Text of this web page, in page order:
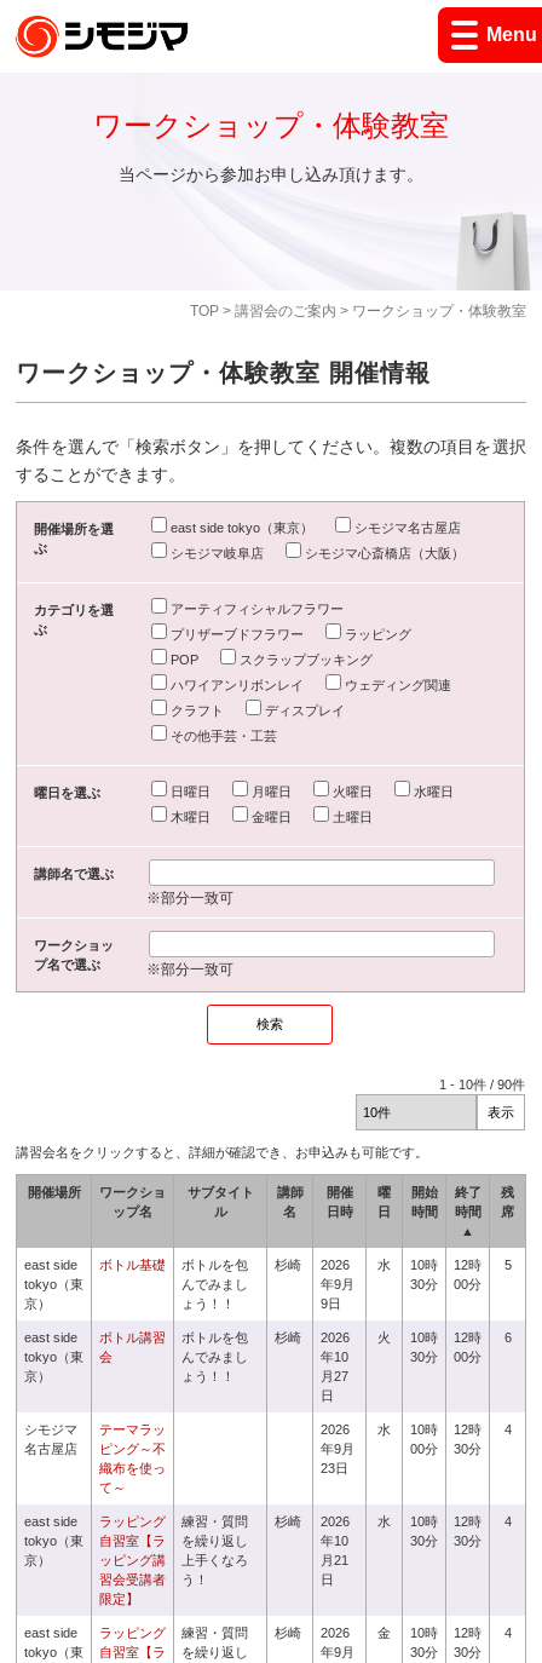
Menu
TOP> 講習会のご案内 > ワークショップ・体験教室
ワークショップ・体験教室
当ページから参加お申し込み頂けます。
ワークショップ・体験教室 開催情報
条件を選んで「検索ボタン」を押してください。複数の項目を選択
することができます。
開催場所を選
ぶ
east side tokyo（東京）
シモジマ名古屋店
シモジマ岐阜店
シモジマ心斎橋店（大阪）
カテゴリを選
ぶ
アーティフィシャルフラワー
プリザーブドフラワー
ラッピング
POP
スクラップブッキング
ハワイアンリボンレイ
ウェディング関連
クラフト
ディスプレイ
その他手芸・工芸
曜日を選ぶ 日曜日 月曜日 火曜日
水曜日
木曜日
金曜日 土曜日
講師名で選ぶ
※部分一致可
ワークショッ
プ名で選ぶ
※部分一致可
1 - 10件 /90件
講習会名をクリックすると、詳細が確認でき、お申込みも可能です。
開催場所
ワークショ
ップ名
サブタイト
ル
講師
名
開催
日時
曜
日
開始
時間
終了
時間
▲
残
席
east side
tokyo（東
京）
ボトル基礎
ボトルを包
んでみまし
ょう！！
杉崎
2026
年9月
9日
水
10時
30分
12時
00分
5
east side
tokyo（東
京）
ボトル講習
会
ボトルを包
んでみまし
ょう！！
杉崎
2026
年10
月27
日
火
10時
30分
12時
00分
6
シモジマ
名古屋店
テーマラッ
ピング～不
織布を使っ
て～
2026
年9月
23日
水
10時
00分
12時
30分
4
east side
tokyo（東
京）
ラッピング
自習室【ラ
ッピング講
習会受講者
限定】
練習・質問
を繰り返し
上手くなろ
う！
杉崎
2026
年10
月21
日
水
10時
30分
12時
30分
4
east side
tokyo（東
ラッピング
自習室【ラ
練習・質問
を繰り返し
杉崎
2026
年9月
金
10時
30分
12時
30分
4